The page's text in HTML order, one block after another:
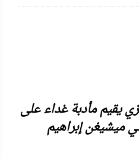
يقيم مأدبة غداء على
ميشيغن إبراهيم